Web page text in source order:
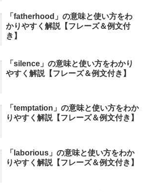
「fatherhood」の意味と使い方をわ
かりやすく解説【フレーズ＆例文付
き】
「silence」の意味と使い方をわかり
やすく解説【フレーズ＆例文付き】
「temptation」の意味と使い方をわか
りやすく解説【フレーズ＆例文付き】
「laborious」の意味と使い方をわか
りやすく解説【フレーズ＆例文付き】